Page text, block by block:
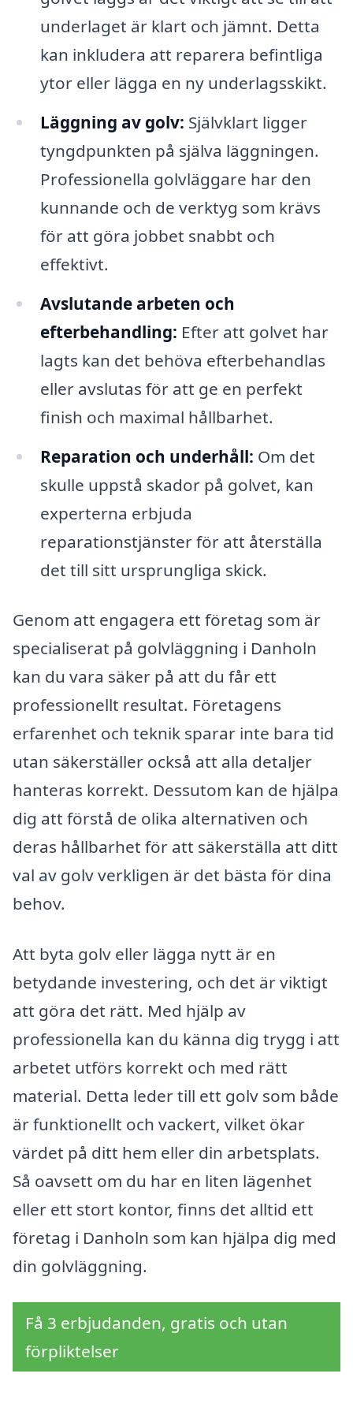
underlaget är klart och jämnt. Detta
kan inkludera att reparera befintliga
ytor eller lägga en ny underlagsskikt.
Läggning av golv: Självklart ligger
tyngdpunkten på själva läggningen.
Professionella golvläggare har den
kunnande och de verktyg som krävs
för att göra jobbet snabbt och
effektivt.
Avslutande arbeten och
efterbehandling: Efter att golvet har
lagts kan det behöva efterbehandlas
eller avslutas för att ge en perfekt
finish och maximal hållbarhet.
Reparation och underhåll: Om det
skulle uppstå skador på golvet, kan
experterna erbjuda
reparationstjänster för att återställa
det till sitt ursprungliga skick.
Genom att engagera ett företag som är
specialiserat på golvläggning i Danholn
kan du vara säker på att du får ett
professionellt resultat. Företagens
erfarenhet och teknik sparar inte bara tid
utan säkerställer också att alla detaljer
hanteras korrekt. Dessutom kan de hjälpa
dig att förstå de olika alternativen och
deras hållbarhet för att säkerställa att ditt
val av golv verkligen är det bästa för dina
behov.
Att byta golv eller lägga nytt är en
betydande investering, och det är viktigt
att göra det rätt. Med hjälp av
professionella kan du känna dig trygg i att
arbetet utförs korrekt och med rätt
material. Detta leder till ett golv som både
är funktionellt och vackert, vilket ökar
värdet på ditt hem eller din arbetsplats.
Så oavsett om du har en liten lägenhet
eller ett stort kontor, finns det alltid ett
företag i Danholn som kan hjälpa dig med
din golvläggning.
Få 3 erbjudanden, gratis och utan
förpliktelser